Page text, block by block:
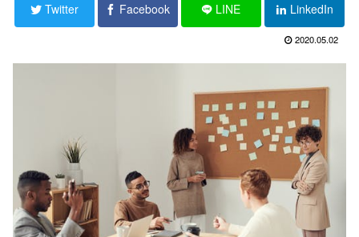
Twitter Facebook LINE LinkedIn
2020.05.02